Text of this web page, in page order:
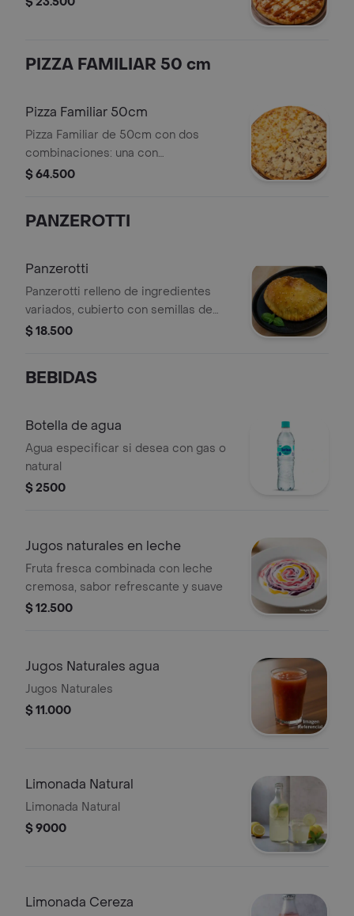
PIZZA FAMILIAR 50 cm
Pizza Familiar 50cm
Pizza Familiar de 50cm con dos
combinaciones: una con
champiñones y pollo, y otra con maíz y
$ 64.500
PANZEROTTI
Panzerotti
Panzerotti relleno de ingredientes
variados, cubierto con semillas de
ajonjolí. Perfecto para disfrutar como
$ 18.500
BEBIDAS
Botella de agua
Agua especificar si desea con gas o
natural
$ 2500
Jugos naturales en leche
Fruta fresca combinada con leche
cremosa, sabor refrescante y suave
$ 12.500
Jugos Naturales agua
Jugos Naturales
$ 11.000
Limonada Natural
Limonada Natural
$ 9000
Limonada Cereza